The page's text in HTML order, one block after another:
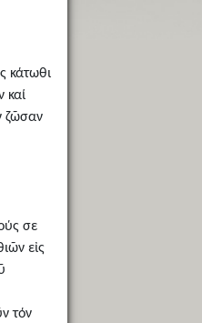
κάτωθι
καί
ζῶσαν
σε
εἰς
τόν